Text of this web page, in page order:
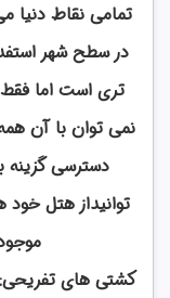
تمامی نقاط دنیا
در سطح شهر
تری است اما
نمی توان با آن
دسترسی
توانیداز هتل
کشتی های